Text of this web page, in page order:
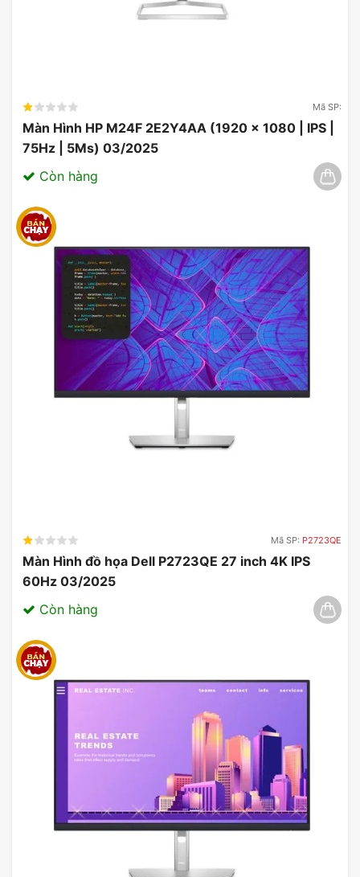
Mã SP:
Màn Hình HP M24F 2E2Y4AA (1920 x 1080 | IPS |
75Hz | 5Ms) 03/2025
Còn hàng
Mã SP: P2723QE
Màn Hình đồ họa Dell P2723QE 27 inch 4K IPS
60Hz 03/2025
Còn hàng